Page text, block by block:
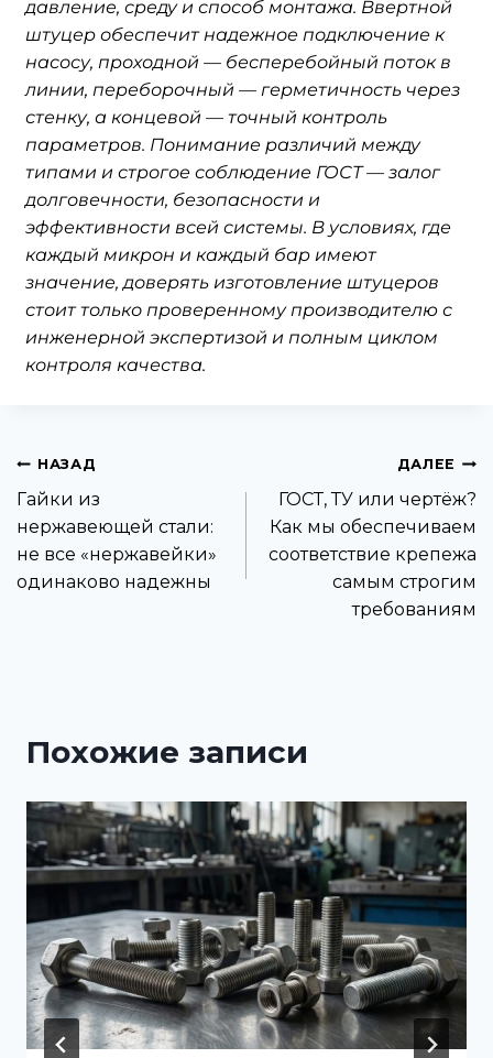
давление, среду и способ монтажа. Ввертной
штуцер обеспечит надежное подключение к
насосу, проходной — бесперебойный поток в
линии, переборочный — герметичность через
стенку, а концевой — точный контроль
параметров. Понимание различий между
типами и строгое соблюдение ГОСТ — залог
долговечности, безопасности и
эффективности всей системы. В условиях, где
каждый микрон и каждый бар имеют
значение, доверять изготовление штуцеров
стоит только проверенному производителю с
инженерной экспертизой и полным циклом
контроля качества.
НАЗАД
Гайки из
нержавеющей стали:
не все «нержавейки»
одинаково надежны
ДАЛЕЕ
ГОСТ, ТУ или чертёж?
Как мы обеспечиваем
соответствие крепежа
самым строгим
требованиям
Похожие записи